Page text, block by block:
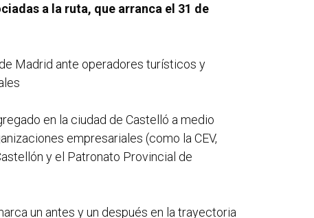
a la ruta, que arranca el 31 de
Madrid ante operadores turísticos y
en la ciudad de Castelló a medio
empresariales (como la CEV,
y el Patronato Provincial de
un antes y un después en la trayectoria